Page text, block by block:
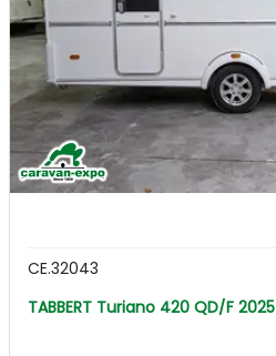
CE.32043
TABBERT Turiano 420 QD/F 2025